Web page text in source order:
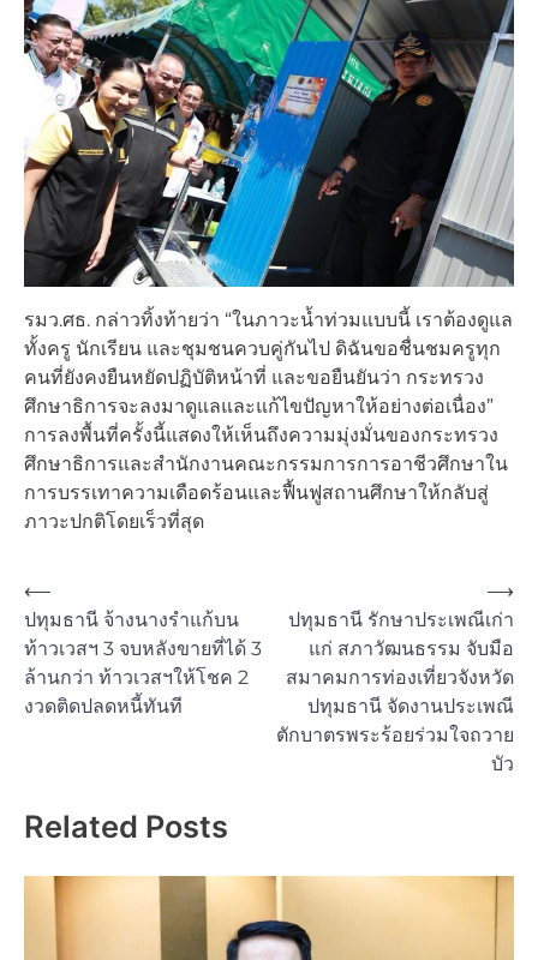
รมว.ศธ. กล่าวทิ้งท้ายว่า “ในภาวะน้ำท่วมแบบนี้ เราต้องดูแล
ทั้งครู นักเรียน และชุมชนควบคู่กันไป ดิฉันขอชื่นชมครูทุก
คนที่ยังคงยืนหยัดปฏิบัติหน้าที่ และขอยืนยันว่า กระทรวง
ศึกษาธิการจะลงมาดูแลและแก้ไขปัญหาให้อย่างต่อเนื่อง”
การลงพื้นที่ครั้งนี้แสดงให้เห็นถึงความมุ่งมั่นของกระทรวง
ศึกษาธิการและสำนักงานคณะกรรมการการอาชีวศึกษาใน
การบรรเทาความเดือดร้อนและฟื้นฟูสถานศึกษาให้กลับสู่
ภาวะปกติโดยเร็วที่สุด
Post
navigation
⟵
ปทุมธานี จ้างนางรำแก้บน
ท้าวเวสฯ 3 จบหลังขายที่ได้ 3
ล้านกว่า ท้าวเวสฯให้โชค 2
งวดติดปลดหนี้ทันที
ปทุมธานี รักษาประเพณีเก่า
แก่ สภาวัฒนธรรม จับมือ
สมาคมการท่องเที่ยวจังหวัด
ปทุมธานี จัดงานประเพณี
ตักบาตรพระร้อยร่วมใจถวาย
บัว
⟶
Related Posts